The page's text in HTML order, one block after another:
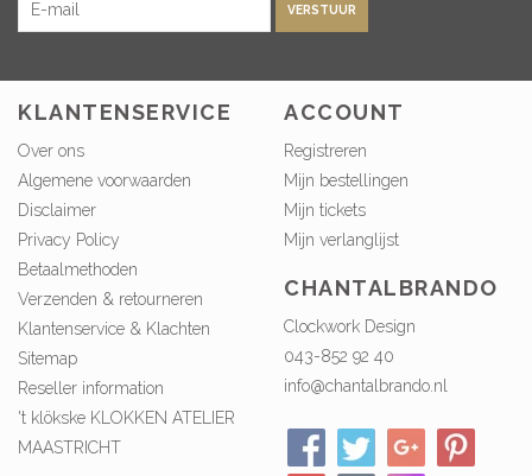
VERSTUUR
KLANTENSERVICE
Over ons
Algemene voorwaarden
Disclaimer
Privacy Policy
Betaalmethoden
Verzenden & retourneren
Klantenservice & Klachten
Sitemap
Reseller information
't klökske KLOKKEN ATELIER
MAASTRICHT
ACCOUNT
Registreren
Mijn bestellingen
Mijn tickets
Mijn verlanglijst
CHANTALBRANDO
Clockwork Design
043-852 92 40
info@chantalbrando.nl